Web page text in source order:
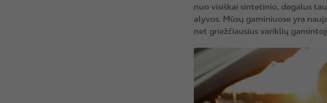
nuo visiškai sintetinio, degalus
alyvos. Mūsų gaminiuose yra
net griežčiausius variklių
I
a
g